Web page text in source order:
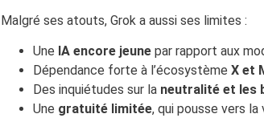
Malgré ses atouts, Grok a aussi ses limites :
Une IA encore jeune par rapport aux
Dépendance forte à l’écosystèmeX et
Des inquiétudes sur la neutralité et les
Une gratuité limitée, qui pousse vers la